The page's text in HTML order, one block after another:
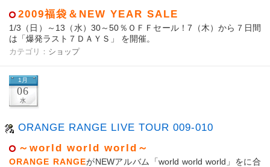
2009福袋＆NEW YEAR SALE
1/3（日）～13（水）30～50％ＯＦＦセール！7（木）から７日間
は「爆発ラスト７ＤＡＹＳ」 を開催。
カテゴリ： ショップ
1月
06
水
ORANGE RANGE LIVE TOUR 009-010
～world world world～
ORANGE RANGEがNEWアルバム「world world world」をに合